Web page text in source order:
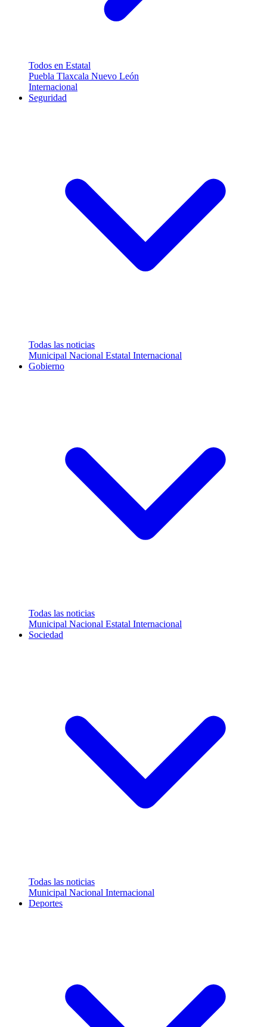
Todos en Estatal
Puebla Tlaxcala Nuevo León
Internacional
Seguridad
Todas las noticias
Municipal Nacional Estatal Internacional
Gobierno
Todas las noticias
Municipal Nacional Estatal Internacional
Sociedad
Todas las noticias
Municipal Nacional Internacional
Deportes